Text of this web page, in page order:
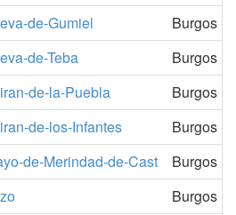
de-Gumiel
Burgos
de-Teba
Burgos
de-la-Puebla
Burgos
de-los-Infantes
Burgos
de-Merindad-de-Cast
Burgos
Burgos